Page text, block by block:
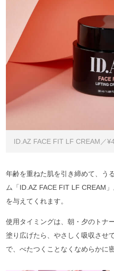
ID.AZ FACE FIT LF CREAM／
年齢を重ねた肌を引き締めて、う
ム「ID.AZ FACE FIT LF CREAM
を与えてくれます。
使用タイミングは、朝・夕のトナ
塗り広げたら、やさしく吸収させ
で、べたつくことなくなめらかに